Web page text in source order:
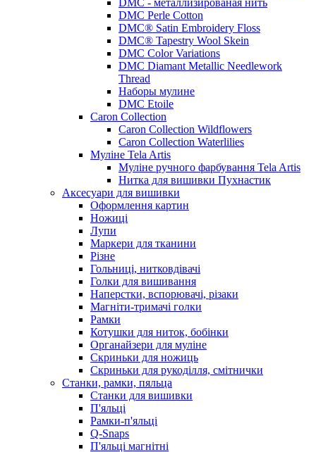
DMC Perle Cotton
DMC® Satin Embroidery Floss
DMC® Tapestry Wool Skein
DMC Color Variations
DMC Diamant Metallic Needlework
Thread
Наборы мулине
DMC Etoile
Caron Collection
Caron Collection Wildflowers
Caron Collection Waterlilies
Муліне Tela Artis
Муліне ручного фарбування Tela Artis
Нитка для вишивки Пухнастик
Аксесуари для вишивки
Оформлення картин
Ножиці
Лупи
Маркери для тканини
Різне
Гольниці, нитковдівачі
Голки для вишивання
Наперстки, вспорювачі, різаки
Магніти-тримачі голки
Рамки
Котушки для ниток, бобінки
Органайзери для муліне
Скриньки для ножиць
Скриньки для рукоділля, смітнички
Станки, рамки, пяльца
Станки для вишивки
П'яльці
Рамки-п'яльці
Q-Snaps
П'яльці магнітні